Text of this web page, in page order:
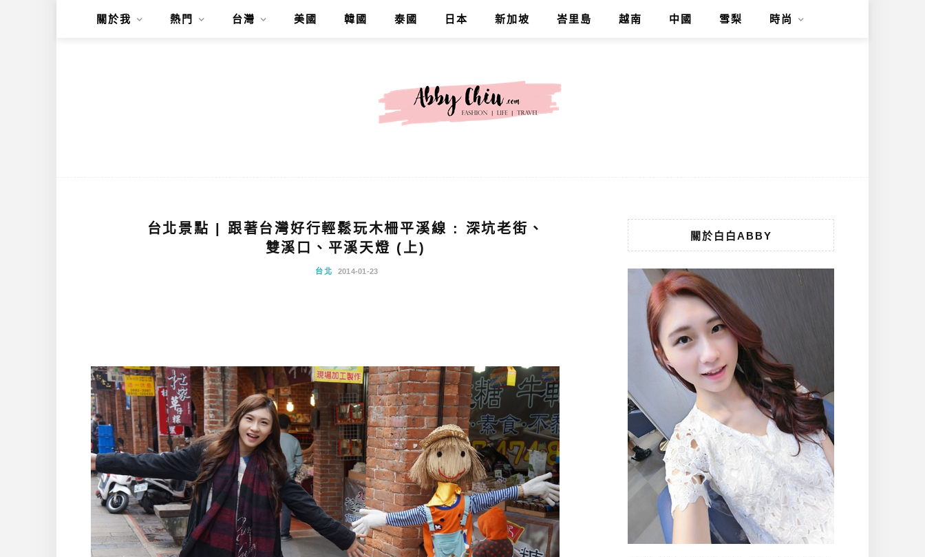
關於我 熱門 台灣 美國 韓國 泰國 日本 新加坡 峇里島 越南 中國 雪梨 時尚
台北景點 | 跟著台灣好行輕鬆玩木柵平溪線 : 深坑老街、
雙溪口、平溪天燈 (上)
台北 2014-01-23
關於白白ABBY